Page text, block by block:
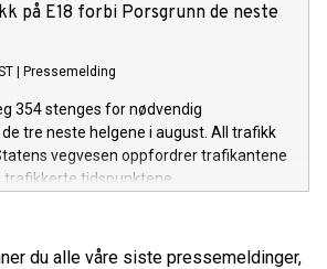
på E18 forbi Porsgrunn de neste
| Pressemelding
354 stenges for nødvendig
tre neste helgene i august. All trafikk
vegvesen oppfordrer trafikantene
tidspunktene.
du alle våre siste pressemeldinger,